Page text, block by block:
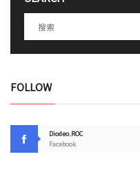
FOLLOW
Diodeo.ROC
Facebook